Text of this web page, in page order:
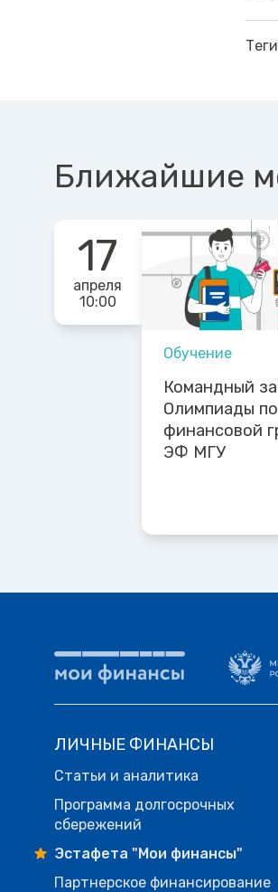
Ближайшие
17
апреля
10:00
Обучение
Командный
Олимпиады по
финансовой
ЭФ МГУ
ЛИЧНЫЕ ФИНАНСЫ
Статьи и аналитика
Программа долгосрочных
сбережений
Эстафета "Мои финансы"
Партнерское финансирование